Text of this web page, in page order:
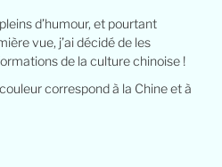
d’humour, et pourtant
vue, j’ai décidé de les
de la culture chinoise !
correspond à la Chine et à